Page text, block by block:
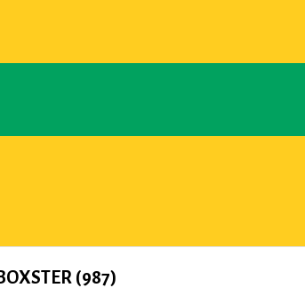
(987)